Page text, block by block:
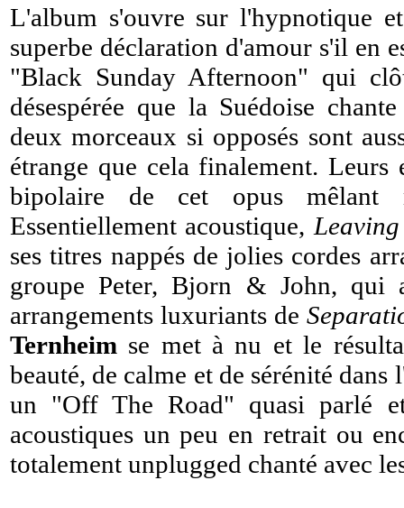
L'album s'ouvre sur l'hypnotique
superbe déclaration d'amour s'il en
"Black Sunday Afternoon" qui
désespérée que la Suédoise
deux morceaux si opposés sont
étrange que cela finalement.
bipolaire de cet opus mêlant
Essentiellement acoustique,
ses titres nappés de jolies cordes
groupe Peter, Bjorn & John, qui
arrangements luxuriants de
Ternheim se met à nu et le
beauté, de calme et de sérénité
un "Off The Road" quasi parlé
acoustiques un peu en retrait ou
totalement unplugged chanté avec